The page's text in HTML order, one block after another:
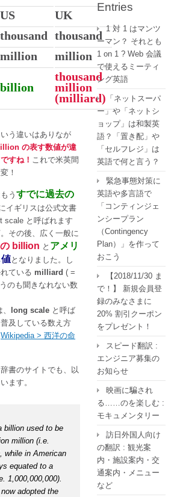
は
US
UK
thousand
thousand
million million
billion
thousand
million
(milliard)
う違いはありなが
の表す数値が違
すね！ これで米英間
！
う すでに過去の
イギリスは公式文書
scale と呼ばれます
その後、広く一般に
billion と アメリ
値となりました。し
ている milliard ( =
のも聞きなれない数
long scale と呼ば
及している数え方
Wikipedia > 西洋の命
書のサイトでも、以
ます。
billion used to be
million (i.e.
while in American
equated to a
1,000,000,000).
adopted the
Entries
1 対 1 はマンツ
ーマン？ それとも
1 on 1 ? Web 会議
で使えるミーティ
ング英語
「ネットスーパ
ー」や「ネットシ
ョップ」は和製英
語？「置き配」や
「セルフレジ」は
英語で何と言う？
緊急事態対策に
英語や多言語で
「コンティンジェ
ンシープラン
（Contingency
Plan）」を作って
おこう
【2018/11/30 ま
で！】 新規会員登
録のみなさまに
20% 割引クーポン
をプレゼント！
スピード翻訳 :
エンジニア募集の
お知らせ
映画に騙され
る……のを楽しむ :
モキュメンタリー
訪日外国人向け
の翻訳 : 観光案
内・施設案内・交
通案内・メニュー
など